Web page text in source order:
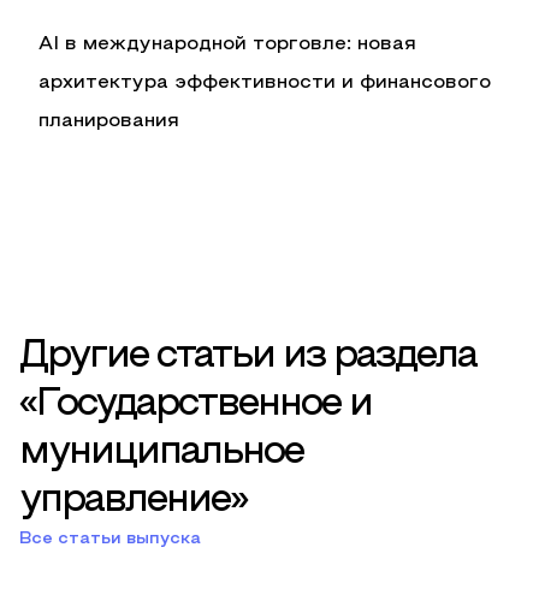
AI в международной торговле: новая
архитектура эффективности и финансового
планирования
Другие статьи из раздела
«Государственное и
муниципальное
управление»
Все статьи выпуска